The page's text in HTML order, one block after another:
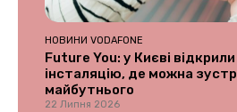
НОВИНИ VODAFONE
Future You: у Києві
інсталяцію, де можна
майбутнього
22 Липня 2026